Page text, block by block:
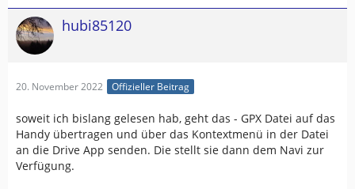
hubi85120
20. November 2022 Offizieller Beitrag
soweit ich bislang gelesen hab, geht das - GPX Datei auf das
Handy übertragen und über das Kontextmenü in der Datei
an die Drive App senden. Die stellt sie dann dem Navi zur
Verfügung.